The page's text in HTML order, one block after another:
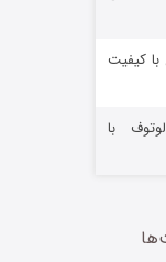
با کیفیت
با